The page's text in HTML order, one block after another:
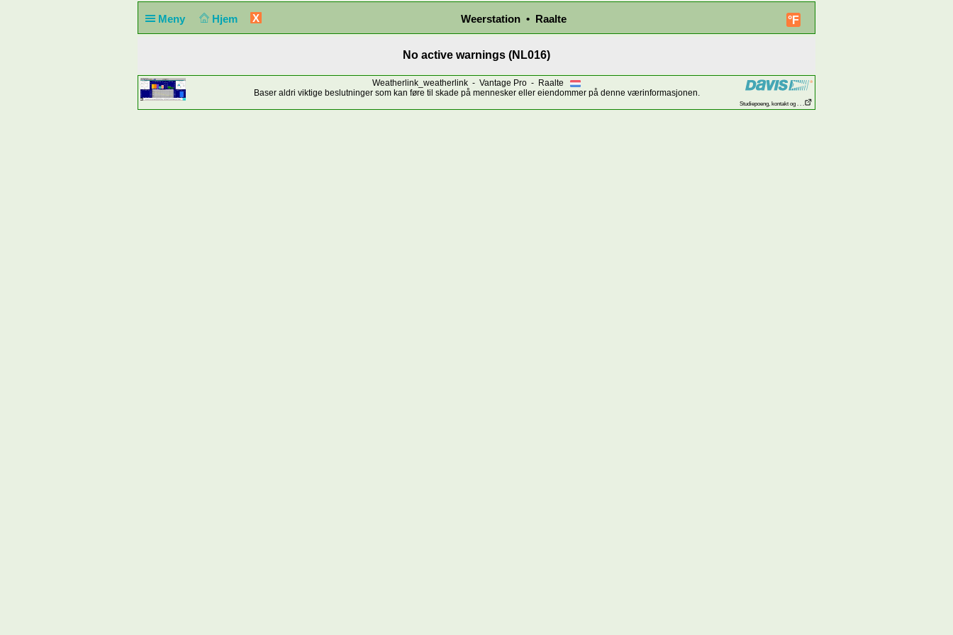
Meny Hjem X °F
Weerstation • Raalte
No active warnings (NL016)
Weatherlink_weatherlink - Vantage Pro - Raalte
Baser aldri viktige beslutninger som kan føre til skade på mennesker eller eiendommer på denne værinformasjonen.
Studiepoeng, kontakt og . . .